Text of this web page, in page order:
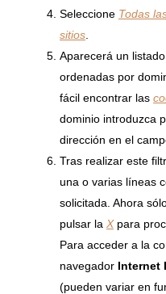
Seleccione Todas
sitios
Aparecerá un
ordenadas por
fácil encontrar las
dominio introduzca
dirección en el
Tras realizar este
una o varias líneas
solicitada. Ahora
pulsar la Xpara
Para acceder a la
navegador Internet
(pueden variar en